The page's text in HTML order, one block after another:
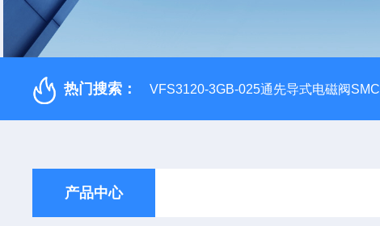
热门搜索： VFS3120-3GB-025通先导式电磁阀SMC
产品中心